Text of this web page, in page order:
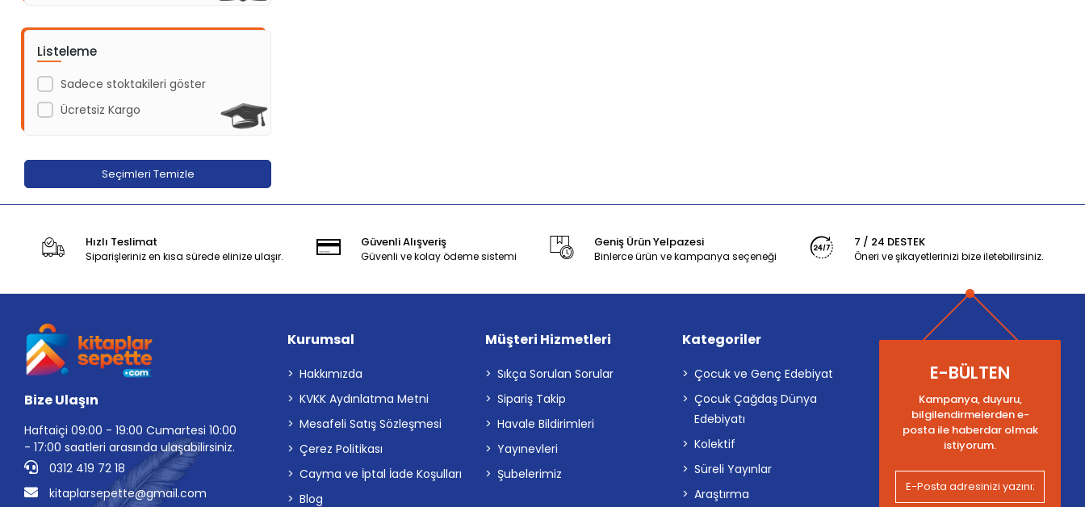
Acil Yayınları
Açı Yayınları
ADAKÜLTÜR
Adeda Yayınları
Aden Yayıncılık
Agapi Yayınları
Aile Yayınları
AKABE HEDİYELİK
Akademi Çocuk
Akademi Çocuk - Funny Mat
Akademi Denizi Yayınları
Akaşa Yayınları
Akçağ Yayınları
Akil Yayınevi
Listeleme
Sadece stoktakileri göster
Ücretsiz Kargo
Seçimleri Temizle
Hızlı Teslimat
Siparişleriniz en kısa sürede elinize ulaşır.
Güvenli Alışveriş
Güvenli ve kolay ödeme sistemi
Geniş Ürün Yelpazesi
Binlerce ürün ve kampanya seçeneği
7 / 24 DESTEK
Öneri ve şikayetlerinizi bize iletebilirsiniz.
Bize Ulaşın
Haftaiçi 09:00 - 19:00 Cumartesi 10:00
- 17:00 saatleri arasında ulaşabilirsiniz.
0312 419 72 18
kitaplarsepette@gmail.com
Kurumsal
Hakkımızda
KVKK Aydınlatma Metni
Mesafeli Satış Sözleşmesi
Çerez Politikası
Cayma ve İptal İade Koşulları
Blog
Müşteri Hizmetleri
Sıkça Sorulan Sorular
Sipariş Takip
Havale Bildirimleri
Yayınevleri
Şubelerimiz
Kategoriler
Çocuk ve Genç Edebiyat
Çocuk Çağdaş Dünya
Edebiyatı
Kolektif
Süreli Yayınlar
Araştırma
E-BÜLTEN
Kampanya, duyuru,
bilgilendirmelerden e-
posta ile haberdar olmak
istiyorum.